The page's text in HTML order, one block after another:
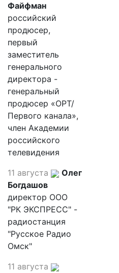
Файфман
российский
продюсер,
первый
заместитель
генерального
директора -
генеральный
продюсер «ОРТ/
Первого канала»,
член Академии
российского
телевидения
11 августа
Олег
Богдашов
директор ООО
"РК ЭКСПРЕСС" -
радиостанция
"Русское Радио
Омск"
11 августа